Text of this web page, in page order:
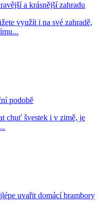
a krásnější zahradu
využít i na své zahradě,
podobě
chuť švestek i v zimě, je
uvařit domácí brambory